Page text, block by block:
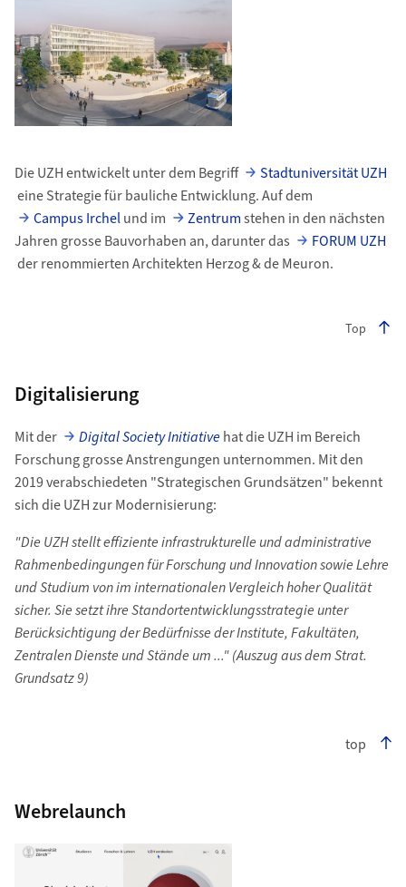
Die UZH entwickelt unter dem Begriff
Stadtuniversität UZH
eine Strategie für bauliche Entwicklung. Auf dem
Campus Irchelund im Zentrumstehen in den nächsten
Jahren grosse Bauvorhaben an, darunter das
FORUM UZH
der renommierten Architekten Herzog & de Meuron.
Top
Digitalisierung
Mit der Digital Society Initiativehat die UZH im Bereich
Forschung grosse Anstrengungen unternommen. Mit den
2019 verabschiedeten "Strategischen Grundsätzen" bekennt
sich die UZH zur Modernisierung:
"Die UZH stellt effiziente infrastrukturelle und administrative
Rahmenbedingungen für Forschung und Innovation sowie Lehre
und Studium von im internationalen Vergleich hoher Qualität
sicher. Sie setzt ihre Standortentwicklungsstrategie unter
Berücksichtigung der Bedürfnisse der Institute, Fakultäten,
Zentralen Dienste und Stände um ..." (Auszug aus dem Strat.
Grundsatz 9)
top
Webrelaunch